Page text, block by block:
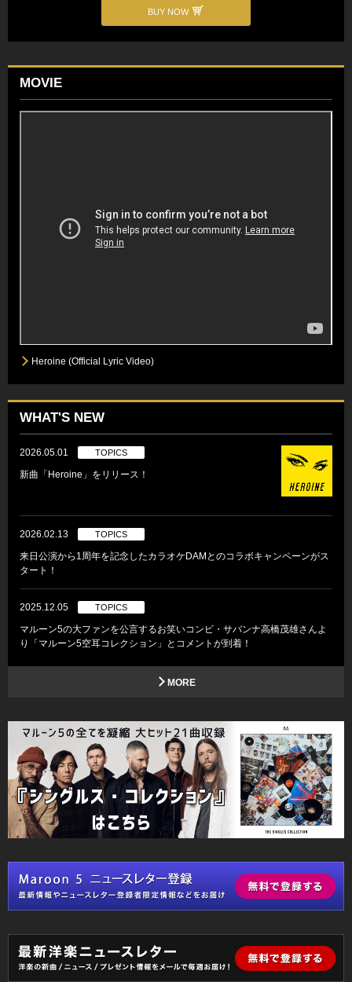
WHAT'S NEW
2026.05.01 TOPICS
新曲「Heroine」をリリース！
2026.02.13 TOPICS
来日公演から1周年を記念したカラオケDAMとのコラボキャンペーンがス
タート！
2025.12.05 TOPICS
マルーン5の大ファンを公言するお笑いコンビ・サバンナ高橋茂雄さんよ
り「マルーン5空耳コレクション」とコメントが到着！
MORE
BUY NOW
MOVIE
Heroine (Official Lyric Video)